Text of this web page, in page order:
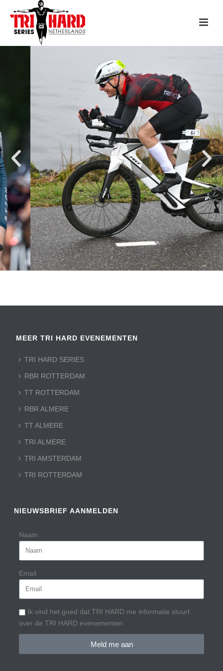
MEER TRI HARD EVENEMENTEN
TRI HARD SERIES
RBR ROTTERDAM
TT ROTTERDAM
RBR ALMERE
TT ALMERE
TRI ALMERE
TRI AMSTERDAM
TRI ROTTERDAM
NIEUWSBRIEF AANMELDEN
Naam
Email
Ik vind het goed dat TRI HARD me informatie stuurt
over de TRI HARD evenementen
Meld me aan